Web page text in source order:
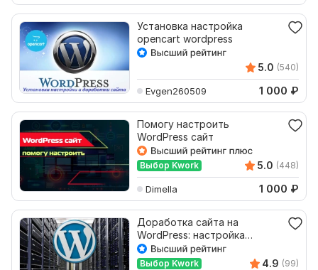
Установка настройка
opencart wordpress
5.0 (540)
Evgen260509 1 000 ₽
Помогу настроить
WordPress сайт
Выбор Kwork 5.0 (448)
Dimella 1 000 ₽
Доработка сайта на
WordPress: настройка
WooCommerce, ACF,
Elementor
Выбор Kwork 4.9 (99)